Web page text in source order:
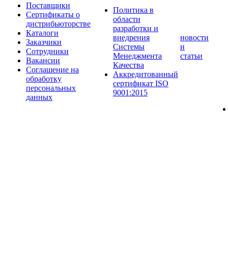
Поставщики
Сертификаты о
дистрибьюторстве
Каталоги
Заказчики
Сотрудники
Вакансии
Соглашение на
обработку
персональных
данных
Политика в
области
разработки и
внедрения
Системы
Менеджмента
Качества
Аккредитованный
сертификат ISO
9001:2015
новости
и
статьи